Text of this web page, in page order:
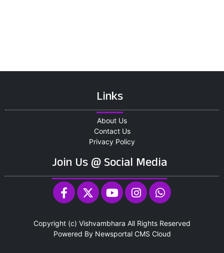
Links
About Us
Contact Us
Privacy Policy
Join Us @ Social Media
Copyright (c) Vishvambhara All Rights Reserved
Powered By Newsportal CMS Cloud